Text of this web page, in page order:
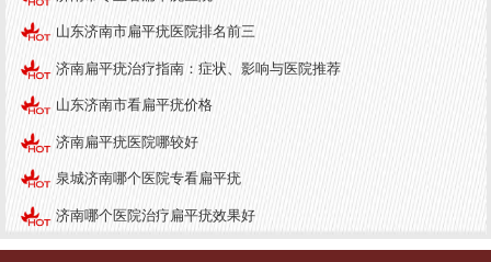
保治疗效果的较大化。
结论
扁平疣虽然是一种常见的皮肤病，但其对患者的心
理和社交生活可能造成一定影响。了解扁平疣的症
状及其与环境的关系，有助于我们更好地预防和治
疗这一疾病。在济南，选择专业的皮肤科医院，如
济南中研皮肤科医院，可以获得有效的治疗和专业
山东济南市扁平疣医院排名前三
济南扁平疣治疗指南：症状、影响与医院推荐
山东济南市看扁平疣价格
济南扁平疣医院哪较好
泉城济南哪个医院专看扁平疣
济南哪个医院治疗扁平疣效果好